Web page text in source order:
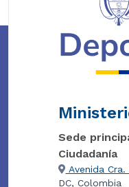
Sede
Ciudadanía
Avenida
DC, Colombia